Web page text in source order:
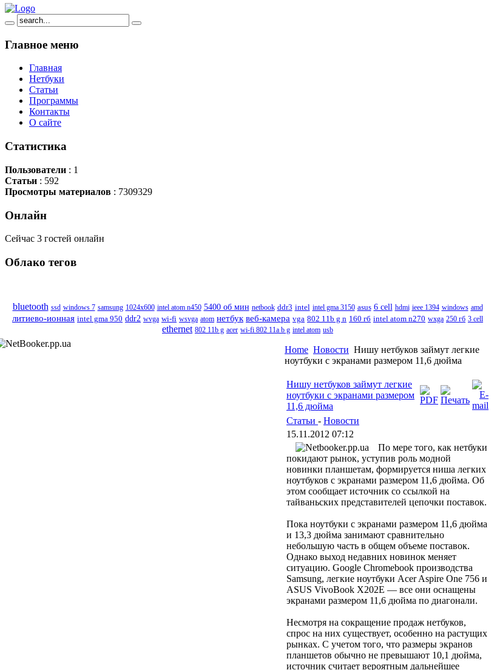
Главное меню
Главная
Нетбуки
Статьи
Программы
Контакты
О сайте
Статистика
Пользователи : 1
Статьи : 592
Просмотры материалов : 7309329
Онлайн
Сейчас 3 гостей онлайн
Облако тегов
bluetooth ssd windows 7 samsung 1024x600 intel atom n450 5400 об мин netbook ddr3 intel intel gma 3150 asus 6 cell hdmi ieee 1394 windows amd
литиево-ионная intel gma 950 ddr2 wvga wi-fi wsvga atom нетбук веб-камера vga 802 11b g n 160 гб intel atom n270 wxga 250 гб 3 cell
ethernet 802 11b g acer wi-fi 802 11a b g intel atom usb
Home Новости Нишу нетбуков займут легкие
ноутбуки с экранами размером 11,6 дюйма
Нишу нетбуков займут легкие
ноутбуки с экранами размером
11,6 дюйма
Статьи - Новости
15.11.2012 07:12
По мере того, как нетбуки
покидают рынок, уступив роль модной
новинки планшетам, формируется ниша легких
ноутбуков с экранами размером 11,6 дюйма. Об
этом сообщает источник со ссылкой на
тайваньских представителей цепочки поставок.
Пока ноутбуки с экранами размером 11,6 дюйма
и 13,3 дюйма занимают сравнительно
небольшую часть в общем объеме поставок.
Однако выход недавних новинок меняет
ситуацию. Google Chromebook производства
Samsung, легкие ноутбуки Acer Aspire One 756 и
ASUS VivoBook X202E — все они оснащены
экранами размером 11,6 дюйма по диагонали.
Несмотря на сокращение продаж нетбуков,
спрос на них существует, особенно на растущих
рынках. С учетом того, что размеры экранов
планшетов обычно не превышают 10,1 дюйма,
источник считает вероятным дальнейшее